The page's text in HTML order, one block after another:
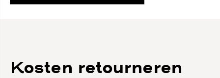
Kosten retourneren